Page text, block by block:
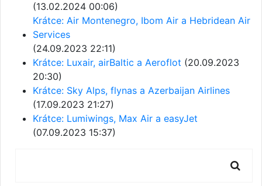
(13.02.2024 00:06)
Krátce: Air Montenegro, Ibom Air a Hebridean Air
Services
(24.09.2023 22:11)
Krátce: Luxair, airBaltic a Aeroflot (20.09.2023
20:30)
Krátce: Sky Alps, flynas a Azerbaijan Airlines
(17.09.2023 21:27)
Krátce: Lumiwings, Max Air a easyJet
(07.09.2023 15:37)